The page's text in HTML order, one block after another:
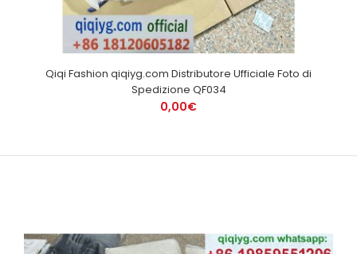
Qiqi Fashion qiqiyg.com Distributore Ufficiale Foto di
Spedizione QF034
0,00€